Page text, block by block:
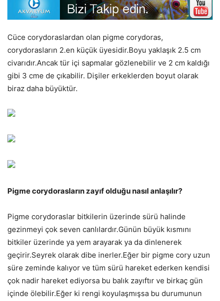
Cüce corydoraslardan olan pigme corydoras,
corydorasların 2.en küçük üyesidir.Boyu yaklaşık 2.5 cm
civarıdır.Ancak tür içi sapmalar gözlenebilir ve 2 cm kaldığı
gibi 3 cme de çıkabilir. Dişiler erkeklerden boyut olarak
biraz daha büyüktür.
Pigme corydorasların zayıf olduğu nasıl anlaşılır?
Pigme corydoraslar bitkilerin üzerinde sürü halinde
gezinmeyi çok seven canlılardır.Günün büyük kısmını
bitkiler üzerinde ya yem arayarak ya da dinlenerek
geçirir.Seyrek olarak dibe inerler.Eğer bir pigme cory uzun
süre zeminde kalıyor ve tüm sürü hareket ederken kendisi
çok nadir hareket ediyorsa bu balık zayıftır ve birkaç gün
içinde ölebilir.Eğer ki rengi koyulaşmışsa bu durumunun